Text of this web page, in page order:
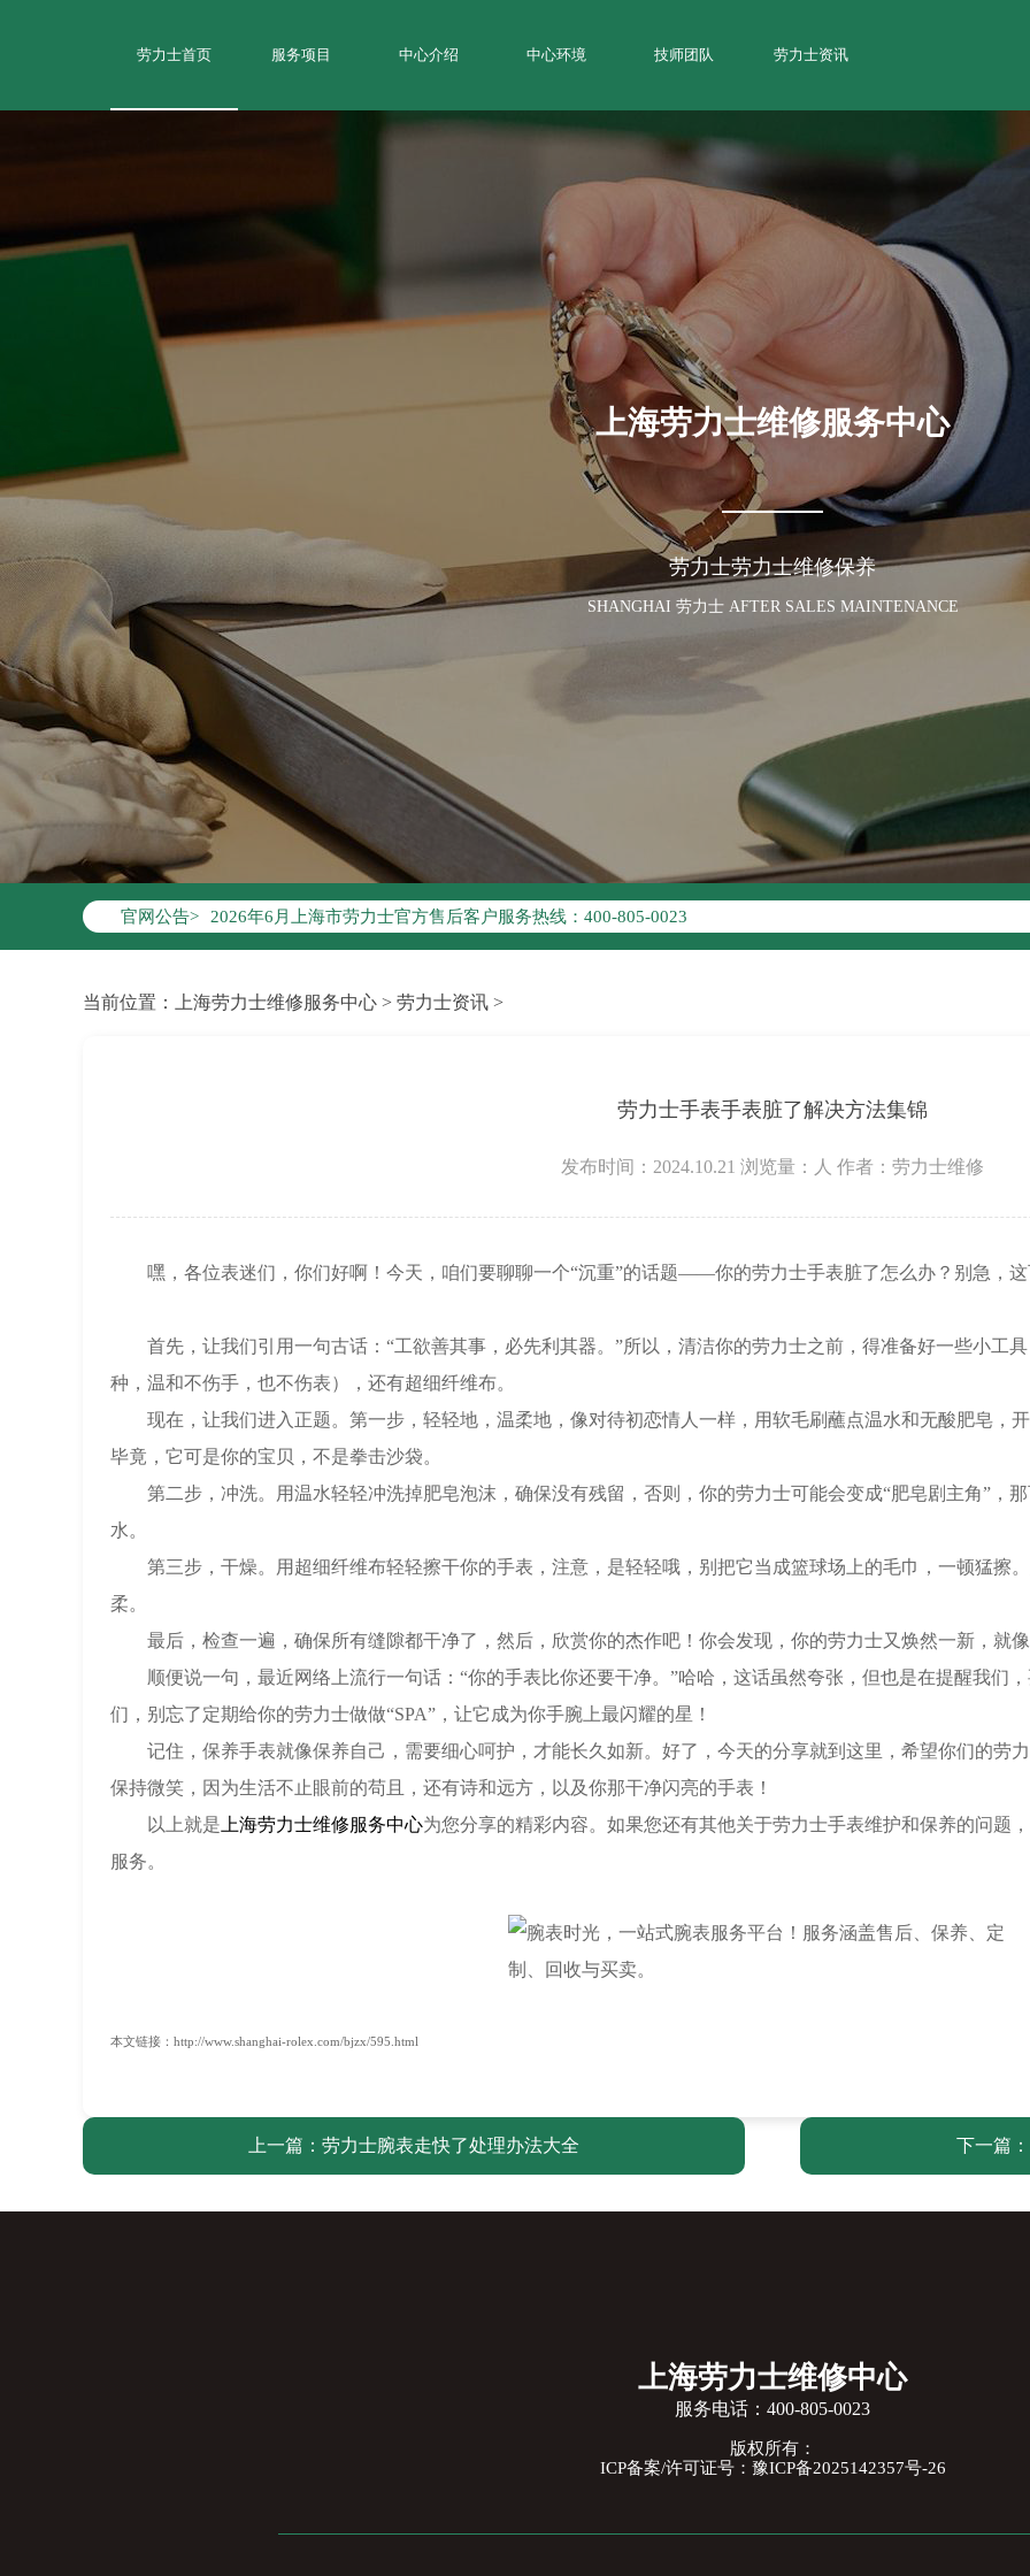
劳力士首页 服务项目 中心介绍 中心环境 技师团队 劳力士资讯
上海劳力士维修服务中心
劳力士劳力士维修保养
SHANGHAI 劳力士 AFTER SALES MAINTENANCE
官网公告>
2026年6月劳力士上海市售后服务网络优化升级公告
2026年6月劳力士售后服务中心最新网点地址：
上海市徐汇区虹桥路3号港汇中心写字楼2座37层3705室（需提前预约）
上海市黄浦区南京东路299号宏伊国际广场写字楼8层806室（需提前预约）
当前位置： 上海劳力士维修服务中心 > 劳力士资讯 >
劳力士手表手表脏了解决方法集锦
发布时间：2024.10.21 浏览量： 人 作者：劳力士维修
嘿，各位表迷们，你们好啊！今天，咱们要聊聊一个“沉重”的话题——你的劳力士手表脏了怎么办？别急，这
首先，让我们引用一句古话：“工欲善其事，必先利其器。”所以，清洁你的劳力士之前，得准备好一些小工
种，温和不伤手，也不伤表），还有超细纤维布。
现在，让我们进入正题。第一步，轻轻地，温柔地，像对待初恋情人一样，用软毛刷蘸点温水和无酸肥皂，
毕竟，它可是你的宝贝，不是拳击沙袋。
第二步，冲洗。用温水轻轻冲洗掉肥皂泡沫，确保没有残留，否则，你的劳力士可能会变成“肥皂剧主角”，
水。
第三步，干燥。用超细纤维布轻轻擦干你的手表，注意，是轻轻哦，别把它当成篮球场上的毛巾，一顿猛擦
柔。
最后，检查一遍，确保所有缝隙都干净了，然后，欣赏你的杰作吧！你会发现，你的劳力士又焕然一新，就像
顺便说一句，最近网络上流行一句话：“你的手表比你还要干净。”哈哈，这话虽然夸张，但也是在提醒我们
们，别忘了定期给你的劳力士做做“SPA”，让它成为你手腕上最闪耀的星！
记住，保养手表就像保养自己，需要细心呵护，才能长久如新。好了，今天的分享就到这里，希望你们的劳
保持微笑，因为生活不止眼前的苟且，还有诗和远方，以及你那干净闪亮的手表！
以上就是 上海劳力士维修服务中心为您分享的精彩内容。如果您还有其他关于劳力士手表维护和保养的问题
服务。
本文链接：http://www.shanghai-rolex.com/bjzx/595.html
上一篇： 劳力士腕表走快了处理办法大全 下一篇：
上海劳力士维修中心
服务电话： 400-805-0023
版权所有：
ICP备案/许可证号：豫ICP备2025142357号-26